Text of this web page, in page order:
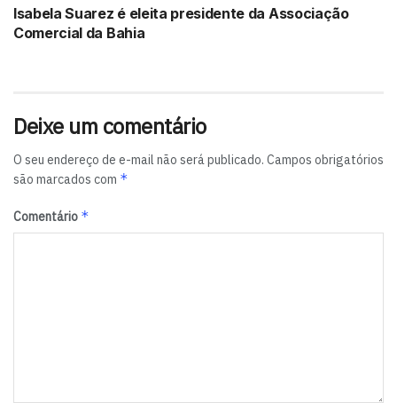
Isabela Suarez é eleita presidente da Associação
Comercial da Bahia
Deixe um comentário
O seu endereço de e-mail não será publicado. Campos obrigatórios
são marcados com *
Comentário *